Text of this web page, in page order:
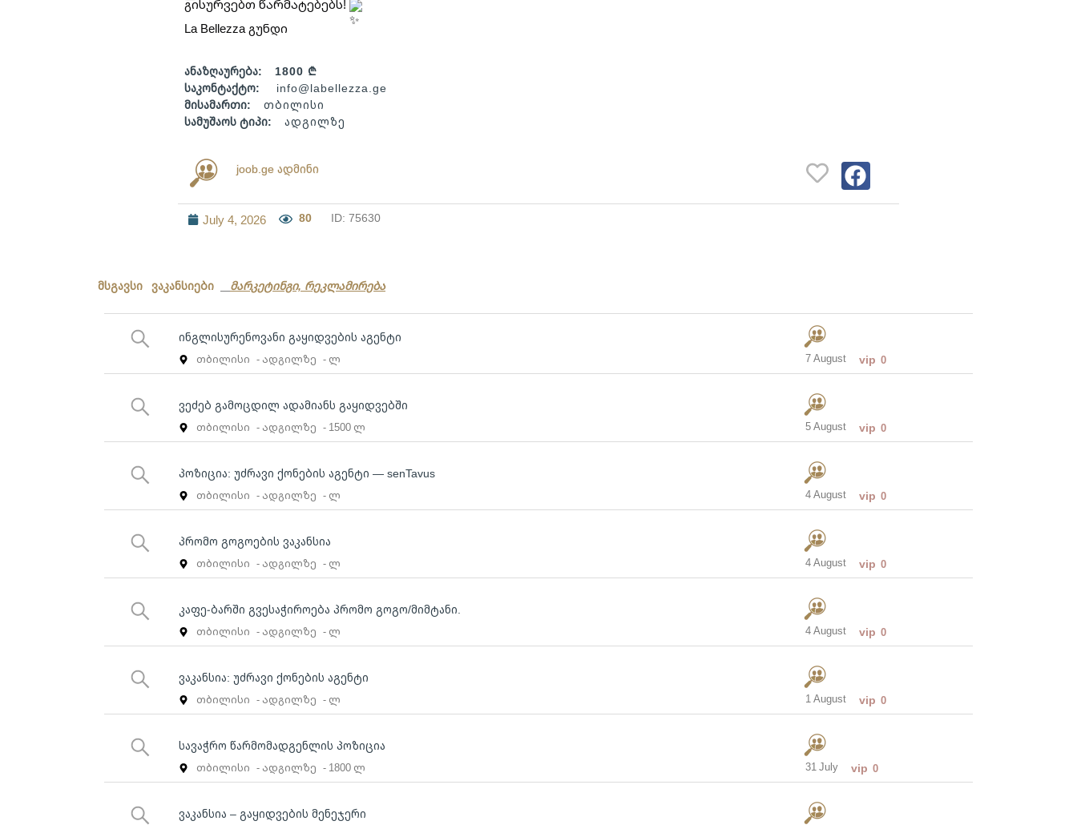
გისურვებთ წარმატებებს!
La Bellezza გუნდი
ანაზღაურება:
1800 ₾
საკონტაქტო:
info@labellezza.ge
მისამართი:
თბილისი
სამუშაოს ტიპი:
ადგილზე
joob.ge ადმინი
July 4, 2026 80 ID: 75630
მსგავსი ვაკანსიები მარკეტინგი, რეკლამირება
ინგლისურენოვანი გაყიდვების აგენტი
თბილისი - ადგილზე - ლ 7 August vip 0
ვეძებ გამოცდილ ადამიანს გაყიდვებში
თბილისი - ადგილზე - 1500 ლ 5 August vip 0
პოზიცია: უძრავი ქონების აგენტი — senTavus
თბილისი - ადგილზე - ლ 4 August vip 0
პრომო გოგოების ვაკანსია
თბილისი - ადგილზე - ლ 4 August vip 0
კაფე-ბარში გვესაჭიროება პრომო გოგო/მიმტანი.
თბილისი - ადგილზე - ლ 4 August vip 0
ვაკანსია: უძრავი ქონების აგენტი
თბილისი - ადგილზე - ლ 1 August vip 0
სავაჭრო წარმომადგენლის პოზიცია
თბილისი - ადგილზე - 1800 ლ 31 July vip 0
ვაკანსია – გაყიდვების მენეჯერი